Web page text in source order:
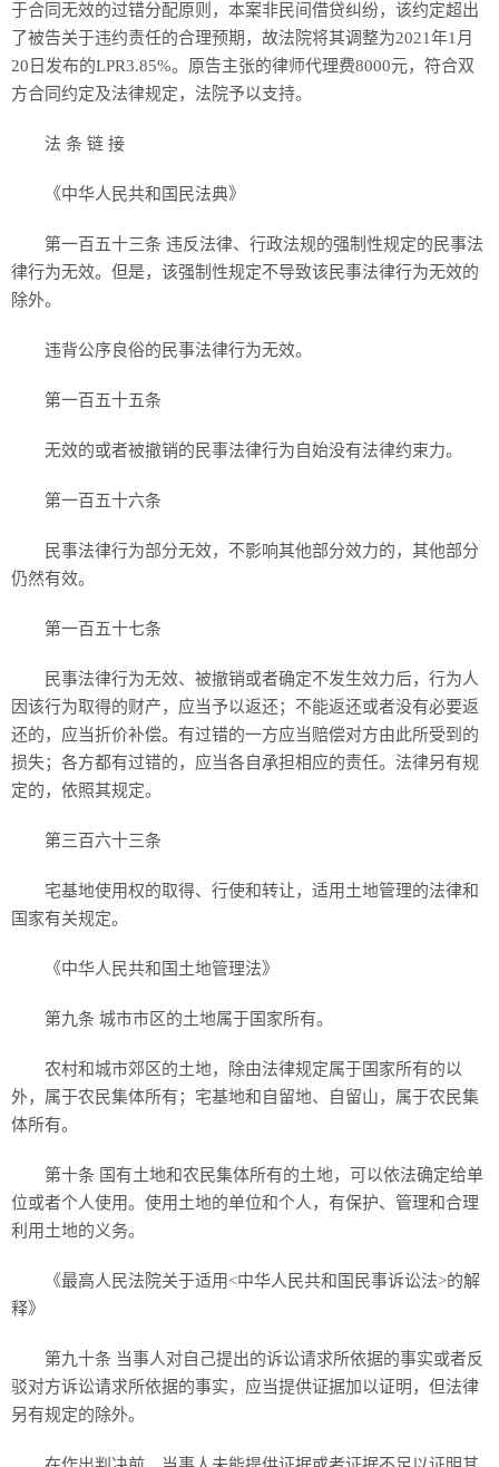
于合同无效的过错分配原则，本案非民间借贷纠纷，该约定超出
了被告关于违约责任的合理预期，故法院将其调整为2021年1月
20日发布的LPR3.85%。原告主张的律师代理费8000元，符合双
方合同约定及法律规定，法院予以支持。
法 条 链 接
《中华人民共和国民法典》
第一百五十三条 违反法律、行政法规的强制性规定的民事法
律行为无效。但是，该强制性规定不导致该民事法律行为无效的
除外。
违背公序良俗的民事法律行为无效。
第一百五十五条
无效的或者被撤销的民事法律行为自始没有法律约束力。
第一百五十六条
民事法律行为部分无效，不影响其他部分效力的，其他部分
仍然有效。
第一百五十七条
民事法律行为无效、被撤销或者确定不发生效力后，行为人
因该行为取得的财产，应当予以返还；不能返还或者没有必要返
还的，应当折价补偿。有过错的一方应当赔偿对方由此所受到的
损失；各方都有过错的，应当各自承担相应的责任。法律另有规
定的，依照其规定。
第三百六十三条
宅基地使用权的取得、行使和转让，适用土地管理的法律和
国家有关规定。
《中华人民共和国土地管理法》
第九条 城市市区的土地属于国家所有。
农村和城市郊区的土地，除由法律规定属于国家所有的以
外，属于农民集体所有；宅基地和自留地、自留山，属于农民集
体所有。
第十条 国有土地和农民集体所有的土地，可以依法确定给单
位或者个人使用。使用土地的单位和个人，有保护、管理和合理
利用土地的义务。
《最高人民法院关于适用<中华人民共和国民事诉讼法>的解
释》
第九十条 当事人对自己提出的诉讼请求所依据的事实或者反
驳对方诉讼请求所依据的事实，应当提供证据加以证明，但法律
另有规定的除外。